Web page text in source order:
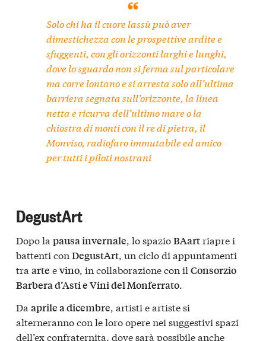
Solo chi ha il cuore lassù può aver
dimestichezza con le prospettive ardite e
sfuggenti, con gli orizzonti larghi e lunghi,
dove lo sguardo non si ferma sul particolare
ma corre lontano e si arresta solo all’ultima
barriera segnata sull’orizzonte, la linea
netta e ricurva dell’ultimo mare o la
chiostra di monti con il re di pietra, il
Monviso, radiofaro immutabile ed amico
per tutti i piloti nostrani
DegustArt
Dopo la pausa invernale, lo spazioBAartriapre i
battenti con DegustArt, un ciclo di appuntamenti
tra arte evino, in collaborazione con il Consorzio
Barbera d’Asti e Vini del Monferrato.
Da aprile a dicembre, artisti e artiste si
alterneranno con le loro opere nei suggestivi spazi
dell’ex confraternita, dove sarà possibile anche